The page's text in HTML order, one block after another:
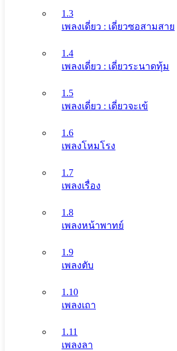
1.3
เพลงเดี่ยว : เดี่ยวซอสามสาย
1.4
เพลงเดี่ยว : เดี่ยวระนาดทุ้ม
1.5
เพลงเดี่ยว : เดี่ยวจะเข้
1.6
เพลงโหมโรง
1.7
เพลงเรื่อง
1.8
เพลงหน้าพาทย์
1.9
เพลงตับ
1.10
เพลงเถา
1.11
เพลงลา